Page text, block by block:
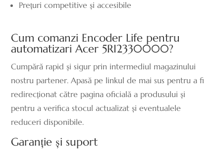
Prețuri competitive și accesibile
Cum comanzi Encoder Life pentru
automatizari Acer 5RI2330000?
Cumpără rapid și sigur prin intermediul magazinului
nostru partener. Apasă pe linkul de mai sus pentru a fi
redirecționat către pagina oficială a produsului și
pentru a verifica stocul actualizat și eventualele
reduceri disponibile.
Garanție și suport